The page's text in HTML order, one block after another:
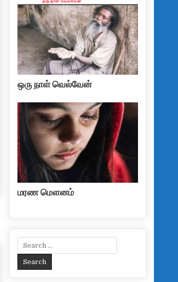
ஒரு நாள் வெல்வேன்
மரண மௌனம்
Search for: